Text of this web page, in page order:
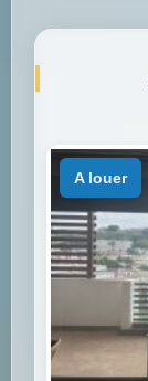
a louer